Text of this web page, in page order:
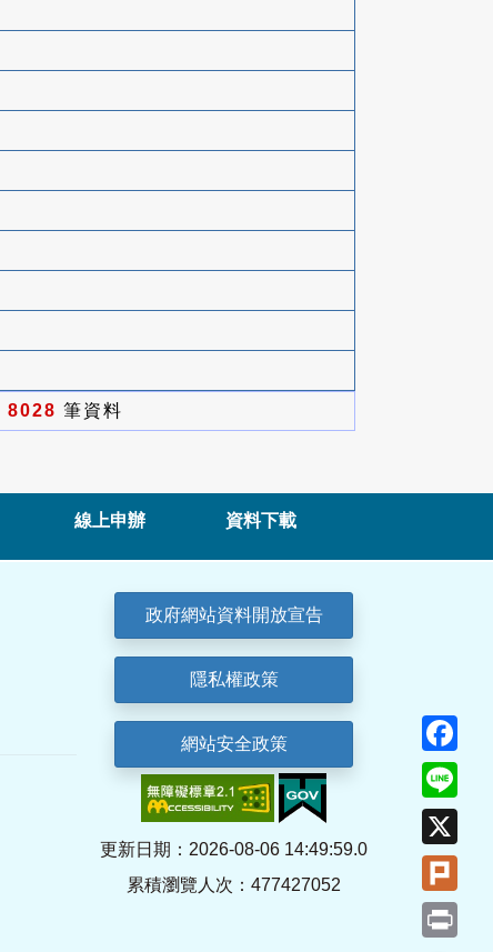
8028 筆資料
線上申辦 資料下載
政府網站資料開放宣告
隱私權政策
網站安全政策
更新日期：2026-08-06 14:49:59.0
累積瀏覽人次：477427052